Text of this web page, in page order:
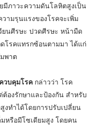
มีภาวะความดันโลหิตสูงเป็น
ามรุนแรงของโรคจะเพิ่ม
ยนศีรษะ ปวดศีรษะ หน้ามืด
โรคแทรกซ้อนตามมา ได้แก่
พาต
วบคุมโรค กล่าวว่า โรค
องรักษาและป้องกัน สำหรับ
ทำได้โดยการปรับเปลี่ยน
หรือมีโซเดียมสูง โดยคน